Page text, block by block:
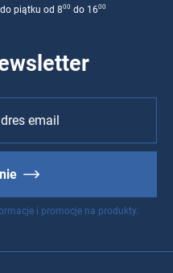
piątku od 800 do 1600
i promocje na produkty.